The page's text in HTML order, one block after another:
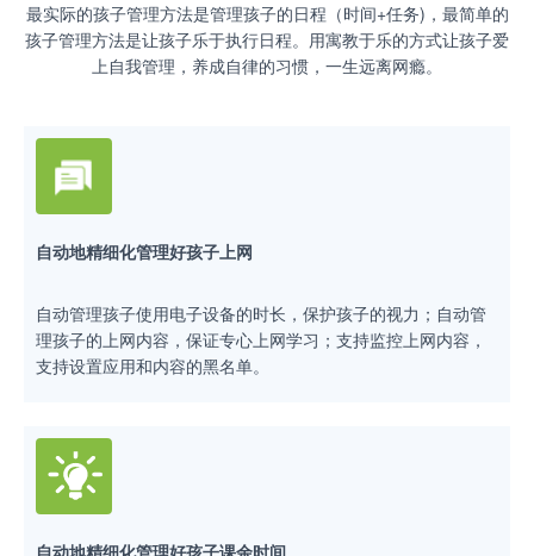
最实际的孩子管理方法是管理孩子的日程（时间+任务)，最简单的
孩子管理方法是让孩子乐于执行日程。用寓教于乐的方式让孩子爱
上自我管理，养成自律的习惯，一生远离网瘾。
自动地精细化管理好孩子上网
自动管理孩子使用电子设备的时长，保护孩子的视力；自动管
理孩子的上网内容，保证专心上网学习；支持监控上网内容，
支持设置应用和内容的黑名单。